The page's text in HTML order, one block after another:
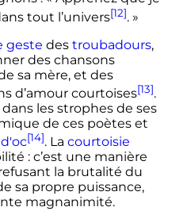
tout l’univers[12]. »
geste des troubadours,
des chansons
sa mère, et des
d’amour courtoises[13].
les strophes de ses
de ces poètes et
[14]. La courtoisie
: c’est une manière
la brutalité du
sa propre puissance,
magnanimité.